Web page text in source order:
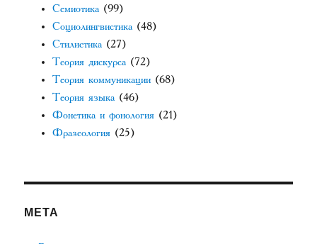
Семиотика (99)
Социолингвистика (48)
Стилистика (27)
Теория дискурса (72)
Теория коммуникации (68)
Теория языка (46)
Фонетика и фонология (21)
Фразеология (25)
МЕТА